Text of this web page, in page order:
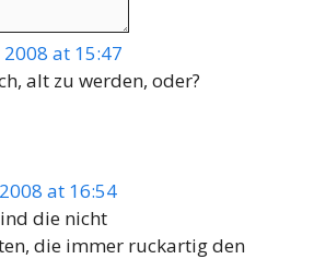
at 15:47
alt zu werden, oder?
at 16:54
die nicht
die immer ruckartig den